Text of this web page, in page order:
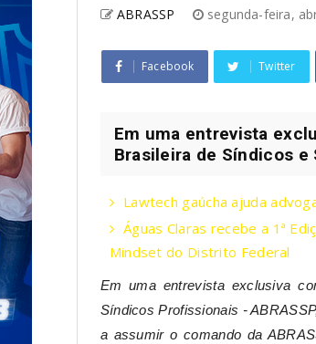
ABRASSP segunda-feira,
Facebook Twitter
Em uma entrevista
Brasileira de Síndicos e
Lawtech gaúcha ajuda
Águas Claras recebe a 1ª
Mindset do Distrito Federal
Em uma entrevista exclusiva
Síndicos Profissionais -
a assumir o comando da